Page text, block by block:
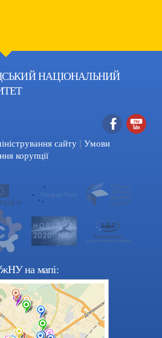
НАЦІОНАЛЬНИЙ
Facebook
сайту | Умови
корупції
на мапі: